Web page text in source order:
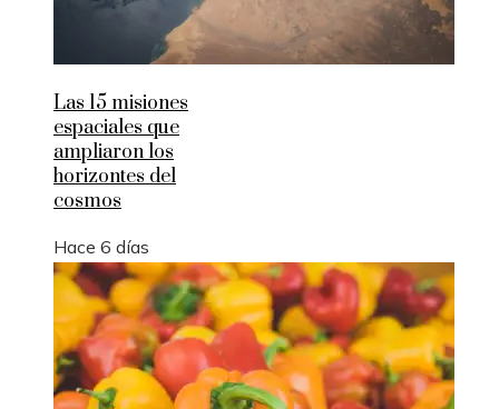
Las 15 misiones
espaciales que
ampliaron los
horizontes del
cosmos
Hace 6 días